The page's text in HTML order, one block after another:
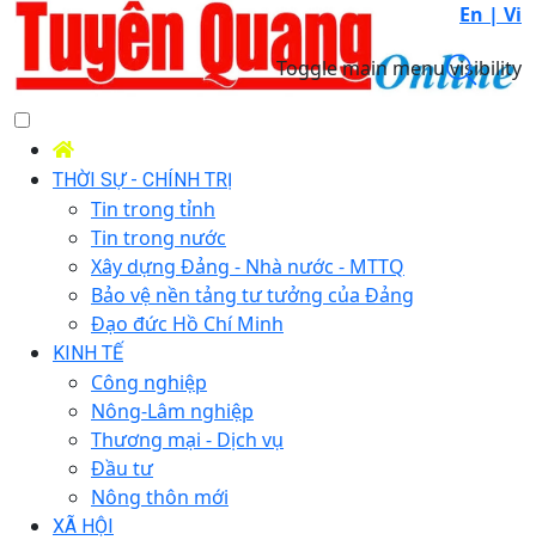
En | Vi
Toggle main menu visibility
THỜI SỰ - CHÍNH TRỊ
Tin trong tỉnh
Tin trong nước
Xây dựng Đảng - Nhà nước - MTTQ
Bảo vệ nền tảng tư tưởng của Đảng
Đạo đức Hồ Chí Minh
KINH TẾ
Công nghiệp
Nông-Lâm nghiệp
Thương mại - Dịch vụ
Đầu tư
Nông thôn mới
XÃ HỘI